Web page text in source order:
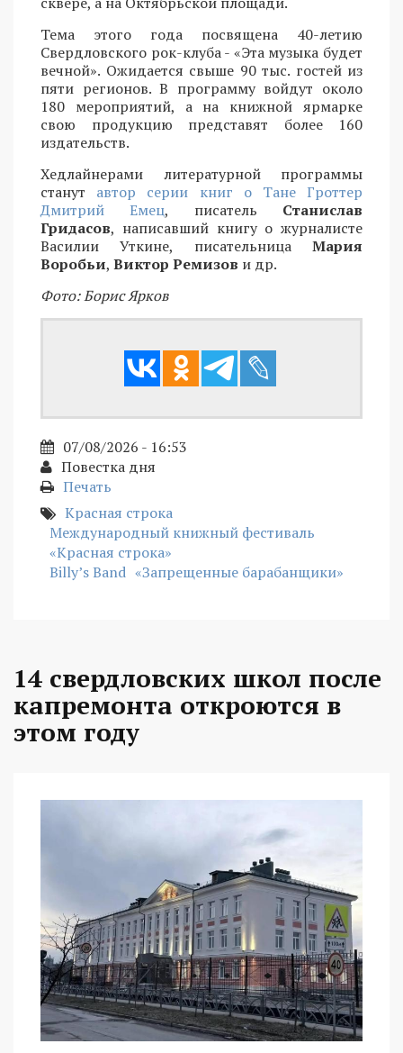
Тема этого года посвящена 40-летию
Свердловского рок-клуба - «Эта музыка будет
вечной». Ожидается свыше 90 тыс. гостей из
пяти регионов. В программу войдут около
180 мероприятий, а на книжной ярмарке
свою продукцию представят более 160
издательств.
Хедлайнерами литературной программы
станут автор серии книг о Тане Гроттер
Дмитрий Емец, писатель Станислав
Гридасов, написавший книгу о журналисте
Василии Уткине, писательница Мария
Воробьи, Виктор Ремизов и др.
Фото: Борис Ярков
07/08/2026 - 16:53
Повестка дня
Печать
Красная строка
Международный книжный фестиваль
«Красная строка»
Billy’s Band «Запрещенные барабанщики»
14 свердловских школ после
капремонта откроются в
этом году